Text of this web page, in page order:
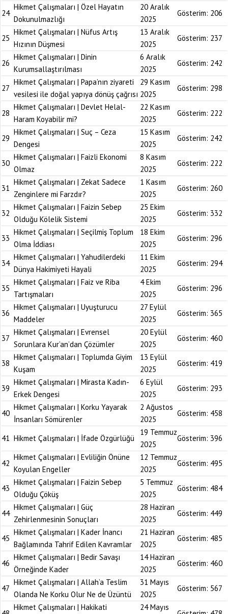
24
Hikmet Çalışmaları | Özel Hayatın
Dokunulmazlığı
20 Aralık
2025
Gösterim: 206
25
Hikmet Çalışmaları | Nüfus Artış
Hızının Düşmesi
13 Aralık
2025
Gösterim: 237
26
Hikmet Çalışmaları | Dinin
Kurumsallaştırılması
6 Aralık
2025
Gösterim: 242
27
Hikmet Çalışmaları | Papa’nın ziyareti
vesilesi ile doğal yapıya dönüş çağrısı
29 Kasım
2025
Gösterim: 298
28
Hikmet Çalışmaları | Devlet Helal-
Haram Koyabilir mi?
22 Kasım
2025
Gösterim: 222
29
Hikmet Çalışmaları | Suç – Ceza
Dengesi
15 Kasım
2025
Gösterim: 242
30
Hikmet Çalışmaları | Faizli Ekonomi
Olmaz
8 Kasım
2025
Gösterim: 222
31
Hikmet Çalışmaları | Zekat Sadece
Zenginlere mi Farzdır?
1 Kasım
2025
Gösterim: 260
32
Hikmet Çalışmaları | Faizin Sebep
Olduğu Kölelik Sistemi
25 Ekim
2025
Gösterim: 332
33
Hikmet Çalışmaları | Seçilmiş Toplum
Olma İddiası
18 Ekim
2025
Gösterim: 296
34
Hikmet Çalışmaları | Yahudilerdeki
Dünya Hakimiyeti Hayali
11 Ekim
2025
Gösterim: 294
35
Hikmet Çalışmaları | Faiz ve Riba
Tartışmaları
4 Ekim
2025
Gösterim: 296
36
Hikmet Çalışmaları | Uyuşturucu
Maddeler
27 Eylül
2025
Gösterim: 365
37
Hikmet Çalışmaları | Evrensel
Sorunlara Kur’an’dan Çözümler
20 Eylül
2025
Gösterim: 460
38
Hikmet Çalışmaları | Toplumda Giyim
Kuşam
13 Eylül
2025
Gösterim: 419
39
Hikmet Çalışmaları | Mirasta Kadın-
Erkek Dengesi
6 Eylül
2025
Gösterim: 293
40
Hikmet Çalışmaları | Korku Yayarak
İnsanları Sömürenler
2 Ağustos
2025
Gösterim: 458
41 Hikmet Çalışmaları | İfade Özgürlüğü
19 Temmuz
2025
Gösterim: 396
42
Hikmet Çalışmaları | Evliliğin Önüne
Koyulan Engeller
12 Temmuz
2025
Gösterim: 495
43
Hikmet Çalışmaları | Faizin Sebep
Olduğu Çöküş
5 Temmuz
2025
Gösterim: 484
44
Hikmet Çalışmaları | Güç
Zehirlenmesinin Sonuçları
28 Haziran
2025
Gösterim: 449
45
Hikmet Çalışmaları | Kader İnancı
Bağlamında Tahrif Edilen Kavramlar
21 Haziran
2025
Gösterim: 485
46
Hikmet Çalışmaları | Bedir Savaşı
Örneğinde Kader
14 Haziran
2025
Gösterim: 460
47
Hikmet Çalışmaları | Allah’a Teslim
Olanda Ne Korku Olur Ne de Üzüntü
31 Mayıs
2025
Gösterim: 567
Hikmet Çalışmaları | Hakikati 24 Mayıs